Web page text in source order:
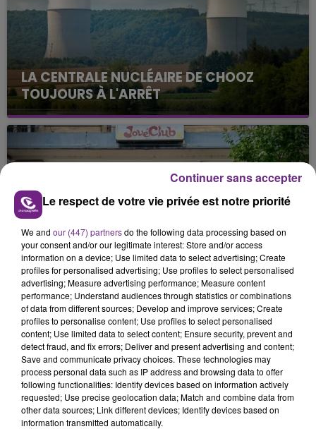
LA CENTRALE NUCLÉAIRE DE CHOOZ
TOUJOURS À L'ARRÊT
Cela fait déjà une semaine que la centrale
nucléaire ardennaise est à l'arrêt. Une situation
justifiée par la sécheresse intense qui est toujours
présente.
LE MAGASIN JOUÉCLUB DE REIMS FERME
SES PORTES
C'était l'une des institutions du centre-ville
rémois. Le magasin JouéClub est contraint de
fermer ses portes.
TITRES DIFFUSÉS
16h20
16h20 16h16
16h16
Le respect de votre vie privée est notre priorité
We and our (447) partnersdo the following data processing based on
your consent and/or our legitimate interest: Store and/or access
information on a device; Use limited data to select advertising; Create
profiles for personalised advertising; Use profiles to select personalised
advertising; Measure advertising performance; Measure content
performance; Understand audiences through statistics or combinations
of data from different sources; Develop and improve services; Create
profiles to personalise content; Use profiles to select personalised
content; Use limited data to select content; Ensure security, prevent and
detect fraud, and fix errors; Deliver and present advertising and content;
Save and communicate privacy choices. These technologies may
process personal data such as IP address and browsing data to offer
following functionalities: Identify devices based on information actively
requested; Use precise geolocation data; Match and combine data from
other data sources; Link different devices; Identify devices based on
information transmitted automatically.
Continuer sans accepter